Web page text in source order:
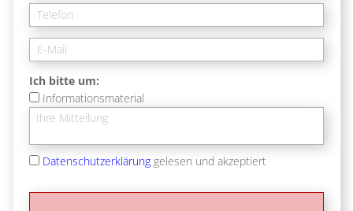
Ich bitte um:
Informationsmaterial
Datenschutzerklärung gelesen und akzeptiert